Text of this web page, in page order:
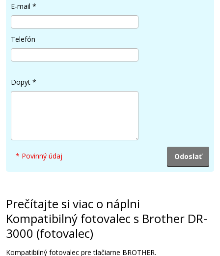
E-mail *
Telefón
Dopyt *
* Povinný údaj
Prečítajte si viac o náplni
Kompatibilný fotovalec s Brother DR-
3000 (fotovalec)
Kompatibilný fotovalec pre tlačiarne BROTHER.